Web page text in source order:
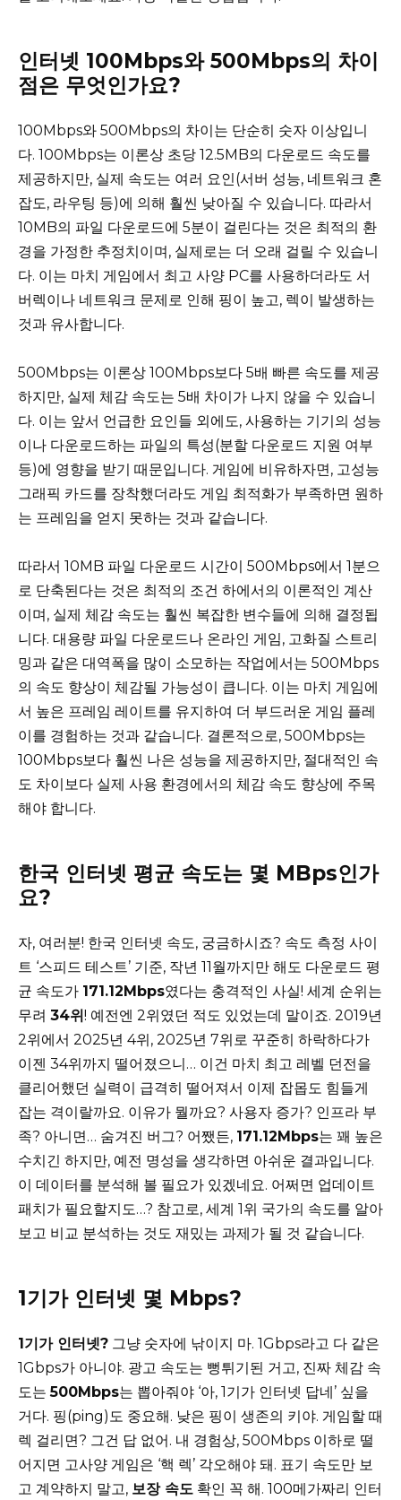
인터넷 100Mbps와 500Mbps의 차이
점은 무엇인가요?
100Mbps와 500Mbps의 차이는 단순히 숫자 이상입니
다. 100Mbps는 이론상 초당 12.5MB의 다운로드 속도를
제공하지만, 실제 속도는 여러 요인(서버 성능, 네트워크 혼
잡도, 라우팅 등)에 의해 훨씬 낮아질 수 있습니다. 따라서
10MB의 파일 다운로드에 5분이 걸린다는 것은 최적의 환
경을 가정한 추정치이며, 실제로는 더 오래 걸릴 수 있습니
다. 이는 마치 게임에서 최고 사양 PC를 사용하더라도 서
버렉이나 네트워크 문제로 인해 핑이 높고, 렉이 발생하는
것과 유사합니다.
500Mbps는 이론상 100Mbps보다 5배 빠른 속도를 제공
하지만, 실제 체감 속도는 5배 차이가 나지 않을 수 있습니
다. 이는 앞서 언급한 요인들 외에도, 사용하는 기기의 성능
이나 다운로드하는 파일의 특성(분할 다운로드 지원 여부
등)에 영향을 받기 때문입니다. 게임에 비유하자면, 고성능
그래픽 카드를 장착했더라도 게임 최적화가 부족하면 원하
는 프레임을 얻지 못하는 것과 같습니다.
따라서 10MB 파일 다운로드 시간이 500Mbps에서 1분으
로 단축된다는 것은 최적의 조건 하에서의 이론적인 계산
이며, 실제 체감 속도는 훨씬 복잡한 변수들에 의해 결정됩
니다. 대용량 파일 다운로드나 온라인 게임, 고화질 스트리
밍과 같은 대역폭을 많이 소모하는 작업에서는 500Mbps
의 속도 향상이 체감될 가능성이 큽니다. 이는 마치 게임에
서 높은 프레임 레이트를 유지하여 더 부드러운 게임 플레
이를 경험하는 것과 같습니다. 결론적으로, 500Mbps는
100Mbps보다 훨씬 나은 성능을 제공하지만, 절대적인 속
도 차이보다 실제 사용 환경에서의 체감 속도 향상에 주목
해야 합니다.
한국 인터넷 평균 속도는 몇 MBps인가
요?
자, 여러분! 한국 인터넷 속도, 궁금하시죠? 속도 측정 사이
트 ‘스피드 테스트’ 기준, 작년 11월까지만 해도 다운로드 평
균 속도가 171.12Mbps였다는 충격적인 사실! 세계 순위는
무려 34위! 예전엔 2위였던 적도 있었는데 말이죠. 2019년
2위에서 2025년 4위, 2025년 7위로 꾸준히 하락하다가
이젠 34위까지 떨어졌으니… 이건 마치 최고 레벨 던전을
클리어했던 실력이 급격히 떨어져서 이제 잡몹도 힘들게
잡는 격이랄까요. 이유가 뭘까요? 사용자 증가? 인프라 부
족? 아니면… 숨겨진 버그? 어쨌든, 171.12Mbps는 꽤 높은
수치긴 하지만, 예전 명성을 생각하면 아쉬운 결과입니다.
이 데이터를 분석해 볼 필요가 있겠네요. 어쩌면 업데이트
패치가 필요할지도…? 참고로, 세계 1위 국가의 속도를 알아
보고 비교 분석하는 것도 재밌는 과제가 될 것 같습니다.
1기가 인터넷 몇 Mbps?
1기가 인터넷? 그냥 숫자에 낚이지 마. 1Gbps라고 다 같은
1Gbps가 아니야. 광고 속도는 뻥튀기된 거고, 진짜 체감 속
도는500Mbps는 뽑아줘야 ‘아, 1기가 인터넷 답네’ 싶을
거다. 핑(ping)도 중요해. 낮은 핑이 생존의 키야. 게임할 때
렉 걸리면? 그건 답 없어. 내 경험상, 500Mbps 이하로 떨
어지면 고사양 게임은 ‘핵 렉’ 각오해야 돼. 표기 속도만 보
고 계약하지 말고, 보장 속도 확인 꼭 해. 100메가짜리 인터